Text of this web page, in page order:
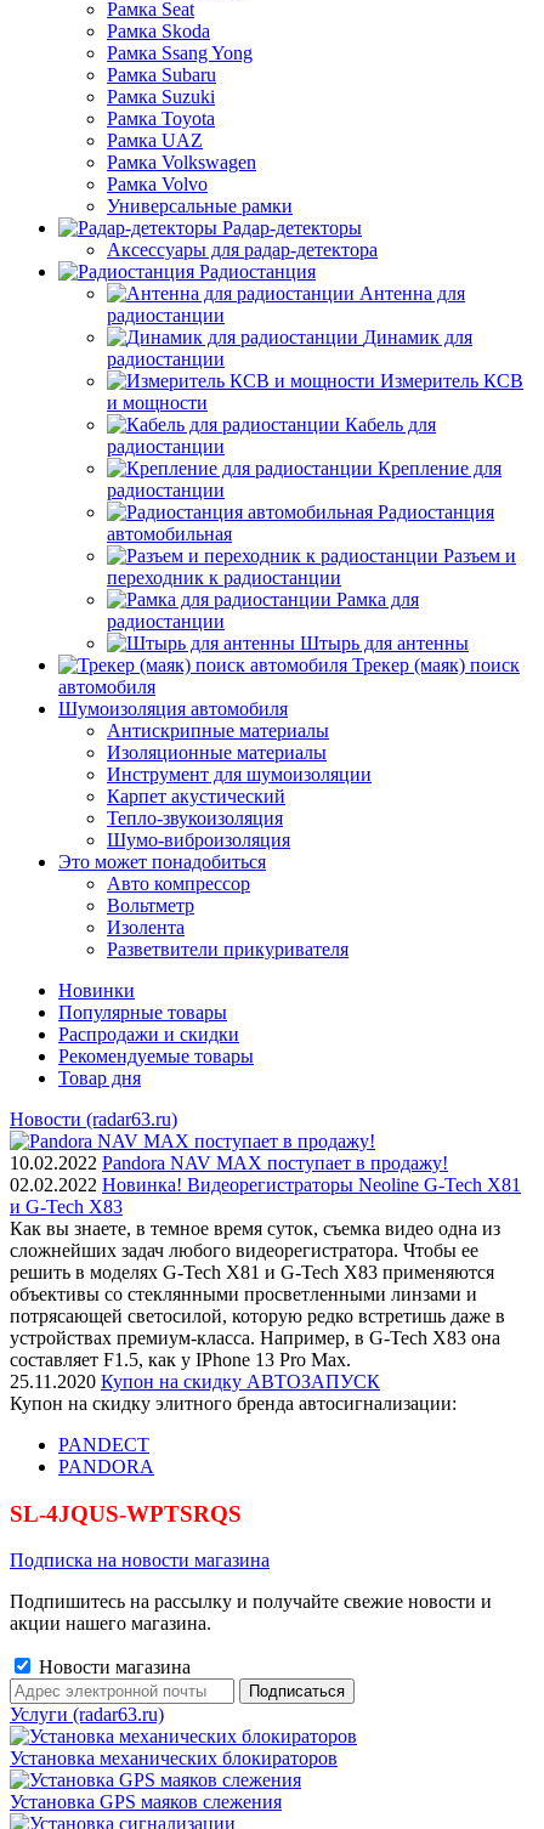
Рамка Seat
Рамка Skoda
Рамка Ssang Yong
Рамка Subaru
Рамка Suzuki
Рамка Toyota
Рамка UAZ
Рамка Volkswagen
Рамка Volvo
Универсальные рамки
Радар-детекторы
Аксессуары для радар-детектора
Радиостанция
Антенна для
радиостанции
Динамик для
радиостанции
Измеритель КСВ
и мощности
Кабель для
радиостанции
Крепление для
радиостанции
Радиостанция
автомобильная
Разъем и
переходник к радиостанции
Рамка для
радиостанции
Штырь для антенны
Трекер (маяк) поиск
автомобиля
Шумоизоляция автомобиля
Антискрипные материалы
Изоляционные материалы
Инструмент для шумоизоляции
Карпет акустический
Тепло-звукоизоляция
Шумо-виброизоляция
Это может понадобиться
Авто компрессор
Вольтметр
Изолента
Разветвители прикуривателя
Новинки
Популярные товары
Распродажи и скидки
Рекомендуемые товары
Товар дня
Новости (radar63.ru)
10.02.2022 Pandora NAV MAX поступает в продажу!
02.02.2022 Новинка! Видеорегистраторы Neoline G-Tech X81
и G-Tech X83
Как вы знаете, в темное время суток, съемка видео одна из
сложнейших задач любого видеорегистратора. Чтобы ее
решить в моделях G-Tech X81 и G-Tech X83 применяются
объективы со стеклянными просветленными линзами и
потрясающей светосилой, которую редко встретишь даже в
устройствах премиум-класса. Например, в G-Tech X83 она
составляет F1.5, как у IPhone 13 Pro Max.
25.11.2020 Купон на скидку АВТОЗАПУСК
Купон на скидку элитного бренда автосигнализации:
PANDECT
PANDORA
SL-4JQUS-WPTSRQS
Подписка на новости магазина
Подпишитесь на рассылку и получайте свежие новости и
акции нашего магазина.
Новости магазина
Услуги (radar63.ru)
Установка механических блокираторов
Установка GPS маяков слежения